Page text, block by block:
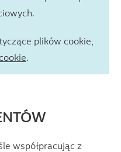
plików cookie,
.
współpracując z